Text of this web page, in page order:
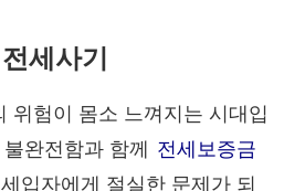
세사기
위험이 몸소 느껴지는 시대입
완전함과 함께 전세보증금
입자에게 절실한 문제가 되